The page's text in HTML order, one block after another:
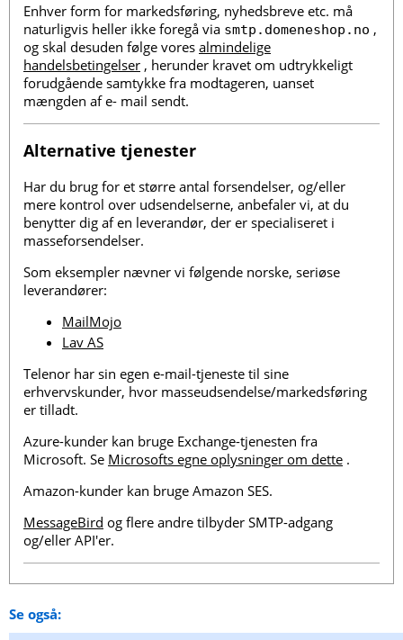
Enhver form for markedsføring, nyhedsbreve etc. må
naturligvis heller ikke foregå via smtp.domeneshop.no ,
og skal desuden følge vores almindelige
handelsbetingelser , herunder kravet om udtrykkeligt
forudgående samtykke fra modtageren, uanset
mængden af e- mail sendt.
Alternative tjenester
Har du brug for et større antal forsendelser, og/eller
mere kontrol over udsendelserne, anbefaler vi, at du
benytter dig af en leverandør, der er specialiseret i
masseforsendelser.
Som eksempler nævner vi følgende norske, seriøse
leverandører:
MailMojo
Lav AS
Telenor har sin egen e-mail-tjeneste til sine
erhvervskunder, hvor masseudsendelse/markedsføring
er tilladt.
Azure-kunder kan bruge Exchange-tjenesten fra
Microsoft. Se Microsofts egne oplysninger om dette .
Amazon-kunder kan bruge Amazon SES.
MessageBird og flere andre tilbyder SMTP-adgang
og/eller API'er.
Se også: